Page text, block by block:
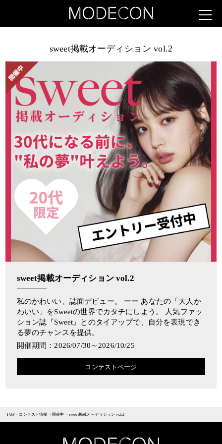
sweet掲載オーディション vol.2
sweet掲載オーディション vol.2
私のかわいい、誌面デビュー。 ーー あなたの「大人か
わいい」をSweetの世界でカタチにしよう。 人気ファッ
ション誌『Sweet』とのタイアップで、自分を表現でき
る夢のチャンスを提供。
開催期間：2026/07/30～2026/10/25
コンテストページ
TOP> コンテスト情報 > 開催中 > sweet掲載オーディション vol.2